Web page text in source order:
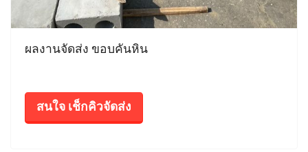
ผลงานจัดส่ง ขอบคันหิน
สนใจ เช็กคิวจัดส่ง